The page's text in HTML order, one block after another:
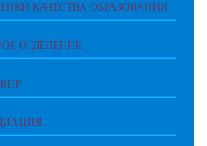
КАЧЕСТВА ОБРАЗОВАНИЯ
ОТДЕЛЕНИЕ
ВПР